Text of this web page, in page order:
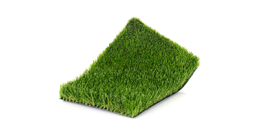
FIRE PROOF CHILD SAFE BACTERIA FREE